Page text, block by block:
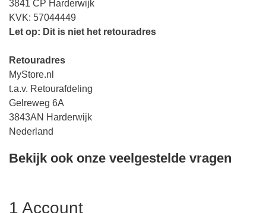
3841 CP Harderwijk
KVK: 57044449
Let op: Dit is niet het retouradres
Retouradres
MyStore.nl
t.a.v. Retourafdeling
Gelreweg 6A
3843AN Harderwijk
Nederland
Bekijk ook onze veelgestelde vragen
1 Account